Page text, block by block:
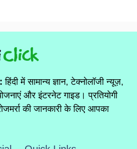
हिंदी में सामान्य ज्ञान, टेक्नोलॉजी न्यूज़,
और इंटरनेट गाइड। प्रतियोगी
की जानकारी के लिए आपका